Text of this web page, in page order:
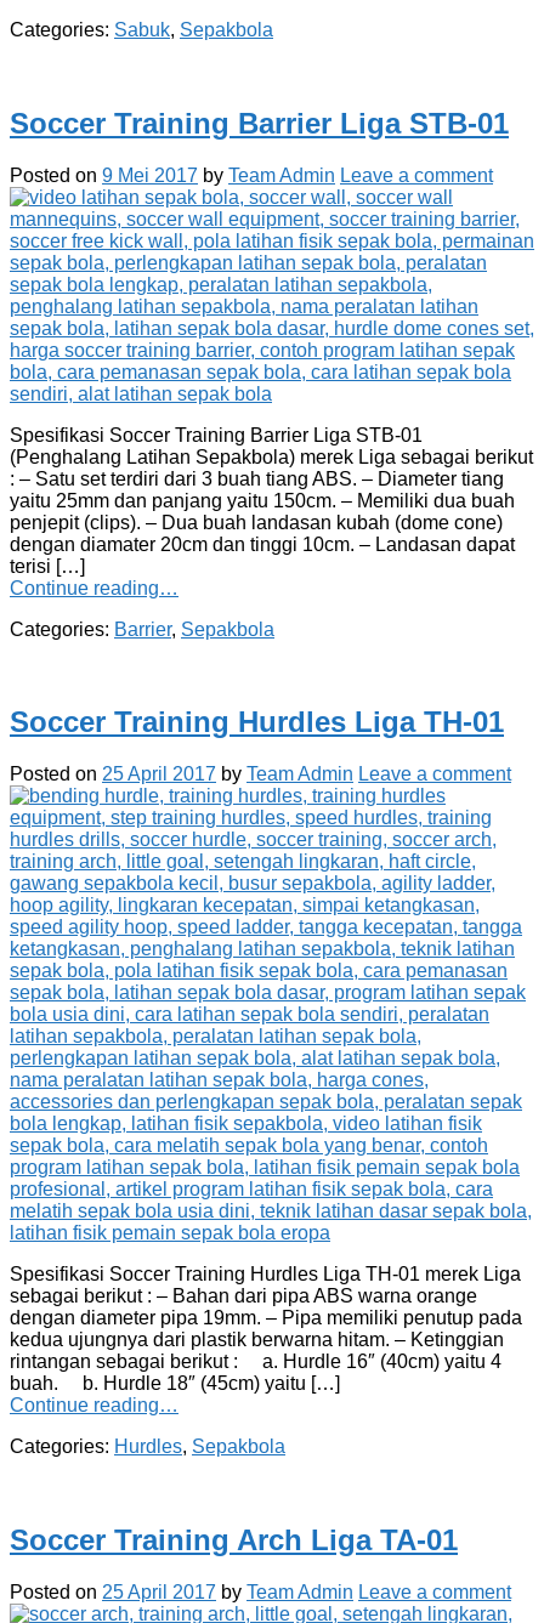
Categories: Sabuk, Sepakbola
Soccer Training Barrier Liga STB-01
Posted on 9 Mei 2017 by Team Admin Leave a comment
Spesifikasi Soccer Training Barrier Liga STB-01
(Penghalang Latihan Sepakbola) merek Liga sebagai berikut
: – Satu set terdiri dari 3 buah tiang ABS. – Diameter tiang
yaitu 25mm dan panjang yaitu 150cm. – Memiliki dua buah
penjepit (clips). – Dua buah landasan kubah (dome cone)
dengan diamater 20cm dan tinggi 10cm. – Landasan dapat
terisi […]
Continue reading…
Categories: Barrier, Sepakbola
Soccer Training Hurdles Liga TH-01
Posted on 25 April 2017 by Team Admin Leave a comment
Spesifikasi Soccer Training Hurdles Liga TH-01 merek Liga
sebagai berikut : – Bahan dari pipa ABS warna orange
dengan diameter pipa 19mm. – Pipa memiliki penutup pada
kedua ujungnya dari plastik berwarna hitam. – Ketinggian
rintangan sebagai berikut : a. Hurdle 16″ (40cm) yaitu 4
buah. b. Hurdle 18″ (45cm) yaitu […]
Continue reading…
Categories: Hurdles, Sepakbola
Soccer Training Arch Liga TA-01
Posted on 25 April 2017 by Team Admin Leave a comment